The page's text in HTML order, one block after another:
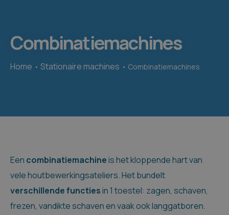
Combinatiemachines
Home Stationaire machines Combinatiemachines
Een combinatiemachineis het kloppende hart van
vele houtbewerkingsateliers. Het bundelt
verschillendefunctiesin 1 toestel: zagen, schaven,
frezen, vandikte schaven en vaak ook langgatboren.